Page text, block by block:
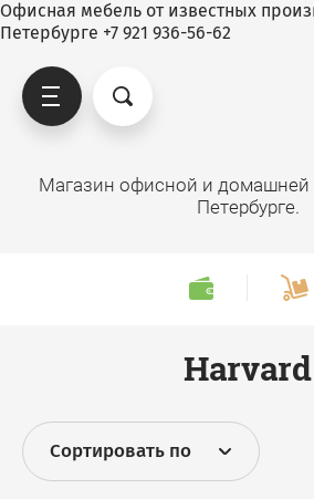
Офисная мебель от известных
Петербурге +7 921 936-56-62
Магазин офисной и домашней
Петербурге.
Сортировать по
Harvard